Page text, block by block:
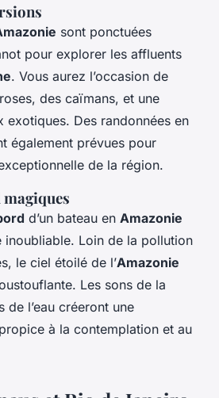
sont ponctuées
pour explorer les affluents
. Vous aurez l’occasion de
des caïmans, et une
exotiques. Des randonnées en
également prévues pour
de la région.
d’un bateau en Amazonie
inoubliable. Loin de la pollution
le ciel étoilé de l’Amazonie
Les sons de la
de l’eau créeront une
à la contemplation et au